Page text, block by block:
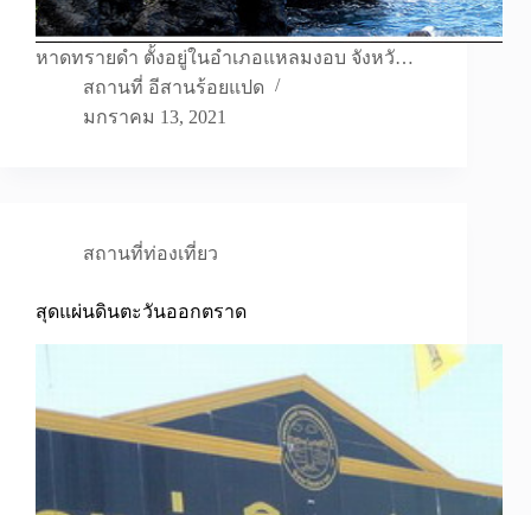
หาดทรายดำ ตั้งอยู่ในอำเภอแหลมงอบ จังหวั…
สถานที่ อีสานร้อยแปด
มกราคม 13, 2021
สถานที่ท่องเที่ยว
สุดแผ่นดินตะวันออกตราด